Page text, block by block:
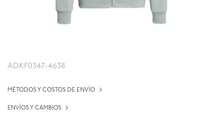
ADKF0347-4638
MÉTODOS Y COSTOS DE ENVÍO
ENVÍOS Y CAMBIOS